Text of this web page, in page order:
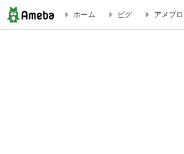
まずは自分や家族にとって必要なこと
ホーム ピグ アメブロ